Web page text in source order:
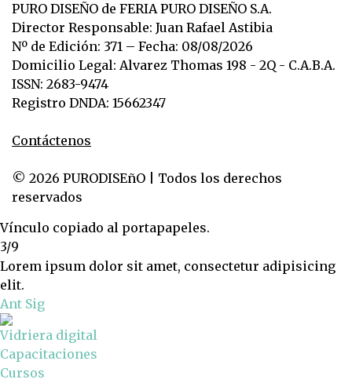
PURO DISEÑO de FERIA PURO DISEÑO S.A.
Director Responsable: Juan Rafael Astibia
Nº de Edición: 371 – Fecha: 08/08/2026
Domicilio Legal: Alvarez Thomas 198 - 2Q - C.A.B.A.
ISSN: 2683-9474
Registro DNDA: 15662347
Contáctenos
© 2026 PURODISEñO | Todos los derechos
reservados
Vínculo copiado al portapapeles.
3/9
Lorem ipsum dolor sit amet, consectetur adipisicing
elit.
Ant Sig
Vidriera digital
Capacitaciones
Cursos